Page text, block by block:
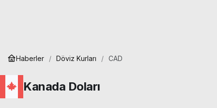
Haberler Döviz Kurları CAD
Kanada Doları